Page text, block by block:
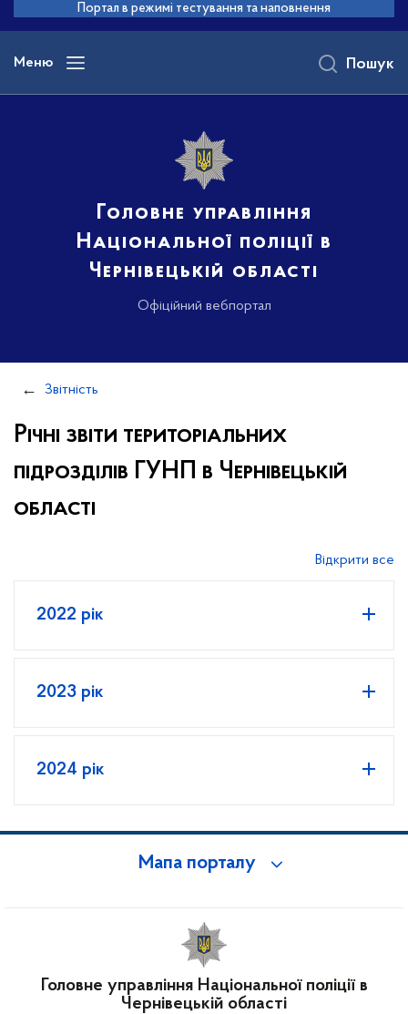
основного
вмісту
Портал в режимі тестування та наповнення
Меню
Головне управління
Національної поліції в
Чернівецькій області
Офіційний вебпортал
Пошук
Звітність
Річні звіти територіальних
підрозділів ГУНП в Чернівецькій
області
Відкрити все
2022 рік
2023 рік
2024 рік
Мапа порталу
Головне управління Національної поліції в
Чернівецькій області